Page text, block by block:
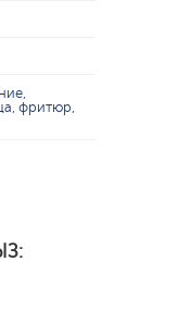
фритюр,